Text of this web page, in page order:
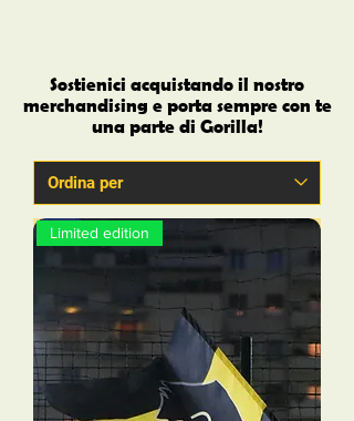
Sostienici acquistando il nostro
merchandising e porta sempre con te
una parte di Gorilla!
Limited edition